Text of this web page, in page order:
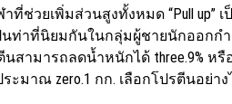
าที่ช่วยเพิ่มส่วนสูงทั้งหมด “Pull
ท่าที่นิยมกันในกลุ่มผู้ชายนักออกก
สามารถลดน้ำหนักได้ three.9% ห
ะมาณ zero.1 กก. เลือกโปรตีนอย่า